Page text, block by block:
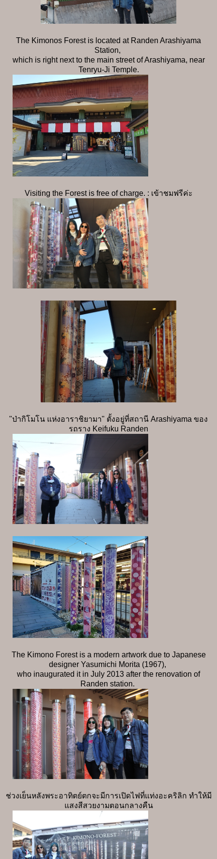
The Kimonos Forest is located at Randen Arashiyama
Station,
which is right next to the main street of Arashiyama, near
Tenryu-Ji Temple.
Visiting the Forest is free of charge. : เข้าชมฟรีค่ะ
"ป่ากิโมโน แห่งอาราชิยามา" ตั้งอยู่ที่สถานี Arashiyama ของ
รถราง Keifuku Randen
The Kimono Forest is a modern artwork due to Japanese
designer Yasumichi Morita (1967),
who inaugurated it in July 2013 after the renovation of
Randen station.
ช่วงเย็นหลังพระอาทิตย์ตกจะมีการเปิดไฟที่แท่งอะคริลิก ทำให้มี
แสงสีสวยงามตอนกลางคืน